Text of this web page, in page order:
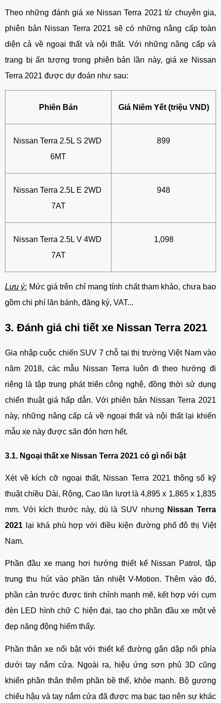
Theo những đánh giá xe Nissan Terra 2021 từ chuyên gia,
phiên bản Nissan Terra 2021 sẽ có những nâng cấp toàn
diện cả về ngoại thất và nội thất. Với những nâng cấp và
trang bị ấn tượng trong phiên bản lần này, giá xe Nissan
Terra 2021 được dự đoán như sau:
Phiên Bản Giá Niêm Yết (triệu VND)
Nissan Terra 2.5L S 2WD
6MT
899
Nissan Terra 2.5L E 2WD
7AT
948
Nissan Terra 2.5L V 4WD
7AT
1,098
Lưu ý: Mức giá trên chỉ mang tính chất tham khảo, chưa bao
gồm chi phí lăn bánh, đăng ký, VAT...
3. Đánh giá chi tiết xe Nissan Terra 2021
Gia nhập cuộc chiến SUV 7 chỗ tại thị trường Việt Nam vào
năm 2018, các mẫu Nissan Terra luôn đi theo hướng đi
riêng là tập trung phát triển công nghệ, đồng thời sử dụng
chiến thuật giá hấp dẫn. Với phiên bản Nissan Terra 2021
này, những nâng cấp cả về ngoại thất và nội thất lại khiến
mẫu xe này được săn đón hơn hết.
3.1. Ngoại thất xe Nissan Terra 2021 có gì nổi bật
Xét về kích cỡ ngoại thất, Nissan Terra 2021 thông số kỹ
thuật chiều Dài, Rộng, Cao lần lượt là 4,895 x 1,865 x 1,835
mm. Với kích thước này, dù là SUV nhưng Nissan Terra
2021 lại khá phù hợp với điều kiện đường phố đô thị Việt
Nam.
Phần đầu xe mang hơi hướng thiết kế Nissan Patrol, tập
trung thu hút vào phần tản nhiệt V-Motion. Thêm vào đó,
phần cản trước được tinh chỉnh mạnh mẽ, kết hợp với cụm
đèn LED hình chữ C hiện đại, tạo cho phần đầu xe một vẻ
đẹp năng động hiếm thấy.
Phần thân xe nổi bật với thiết kế đường gân dập nổi phía
dưới tay nắm cửa. Ngoài ra, hiệu ứng sơn phủ 3D cũng
khiến phần thân thêm phần bề thế, khỏe mạnh. Bộ gương
chiếu hậu và tay nắm cửa đã được mạ bạc tạo nên sự khác